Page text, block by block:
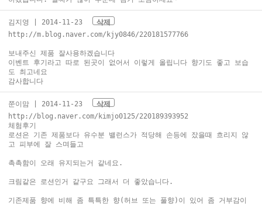
김지영 | 2014-11-23
삭제
http://m.blog.naver.com/kjy0846/220181577766
보내주신 제품 잘사용하겠습니다
이벤트 후기라고 따로 된곳이 없어서 이렇게 올립니다 향기도 좋고 보습
도 최고네요
감사합니다
쭌이맘 | 2014-11-23
삭제
http://blog.naver.com/kimjo0125/220189393952
체험후기
로션은 기존 제품보다 유수분 밸런스가 적당해 손등에 잤을때 흐리지 않
고 피부에 잘 스며들고
촉촉함이 오래 유지되는거 같네요.
크림같은 로션인거 같구요 그래서 더 좋았습니다.
기존제품 향에 비해 좀 특특한 향(허브 또는 풀향)이 있어 좀 거부감이